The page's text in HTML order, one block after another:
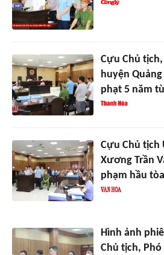
Cựu Chủ
huyện
phạt 5 năm tù
Cựu Chủ tịch
Xương Trần
phạm hầu tòa
Hình ảnh
Chủ tịch, Phó